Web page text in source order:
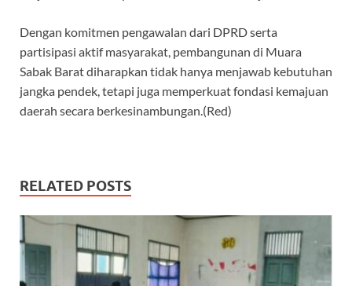
Dengan komitmen pengawalan dari DPRD serta
partisipasi aktif masyarakat, pembangunan di Muara
Sabak Barat diharapkan tidak hanya menjawab kebutuhan
jangka pendek, tetapi juga memperkuat fondasi kemajuan
daerah secara berkesinambungan.(Red)
RELATED POSTS